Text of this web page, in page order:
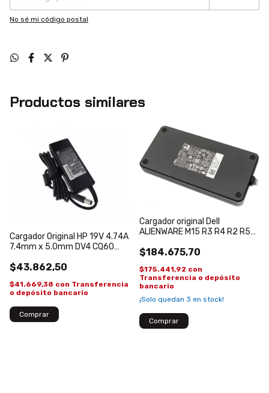
No sé mi código postal
Productos similares
Cargador Original HP 19V 4.74A
7.4mm x 5.0mm DV4 CQ60
$43.862,50
$41.669,38 con Transferencia
o depósito bancario
Cargador original Dell
ALIENWARE M15 R3 R4 R2 R5
R4 17 R3 M16 R2 X15 R1 R2 X16
LA240PM190 GAMER
$184.675,70
$175.441,92 con
Transferencia o depósito
bancario
¡Solo quedan 3 en stock!